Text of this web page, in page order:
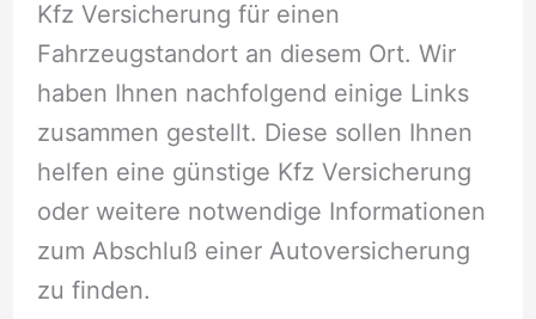
Kfz Versicherung für einen
Fahrzeugstandort an diesem Ort. Wir
haben Ihnen nachfolgend einige Links
zusammen gestellt. Diese sollen Ihnen
helfen eine günstige Kfz Versicherung
oder weitere notwendige Informationen
zum Abschluß einer Autoversicherung
zu finden.